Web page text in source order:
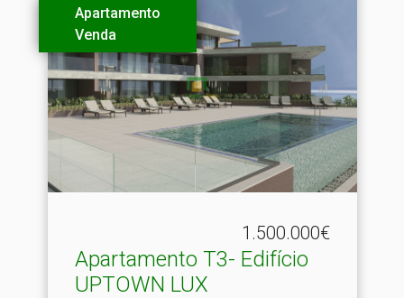
Apartamento
Venda
1.500.000€
Apartamento T3- Edifício
UPTOWN LUX